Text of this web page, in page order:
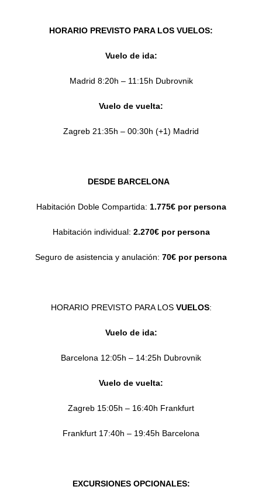
HORARIO PREVISTO PARA LOS VUELOS:
Vuelo de ida:
Madrid 8:20h – 11:15h Dubrovnik
Vuelo de vuelta:
Zagreb 21:35h – 00:30h (+1) Madrid
DESDE BARCELONA
Habitación Doble Compartida: 1.775€ por persona
Habitación individual: 2.270€ por persona
Seguro de asistencia y anulación: 70€ por persona
HORARIO PREVISTO PARA LOS VUELOS:
Vuelo de ida:
Barcelona 12:05h – 14:25h Dubrovnik
Vuelo de vuelta:
Zagreb 15:05h – 16:40h Frankfurt
Frankfurt 17:40h – 19:45h Barcelona
EXCURSIONES OPCIONALES: